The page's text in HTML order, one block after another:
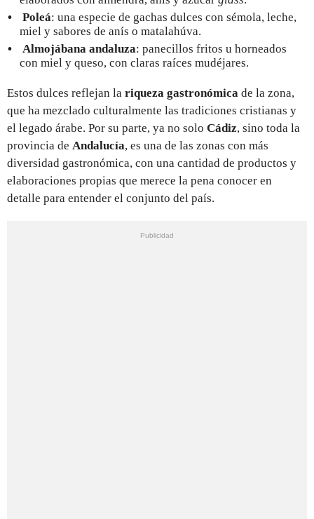
Poleá: una especie de gachas dulces con sémola, leche,
miel y sabores de anís o matalahúva.
Almojábana andaluza: panecillos fritos u horneados
con miel y queso, con claras raíces mudéjares.
Estos dulces reflejan la riqueza gastronómica de la zona,
que ha mezclado culturalmente las tradiciones cristianas y
el legado árabe. Por su parte, ya no solo Cádiz, sino toda la
provincia de Andalucía, es una de las zonas con más
diversidad gastronómica, con una cantidad de productos y
elaboraciones propias que merece la pena conocer en
detalle para entender el conjunto del país.